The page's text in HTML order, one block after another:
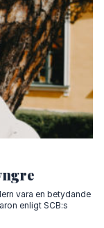
vara en betydande
enligt SCB:s